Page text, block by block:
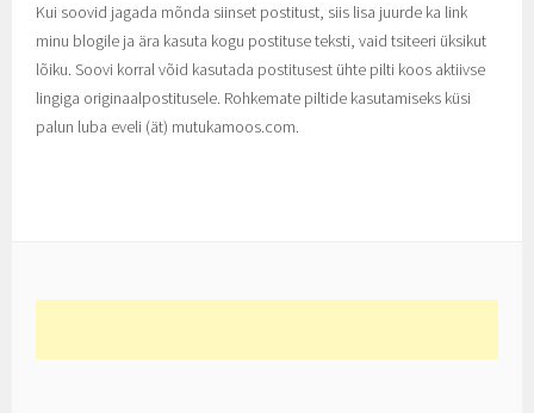
Kui soovid jagada mõnda siinset postitust, siis lisa juurde ka link
minu blogile ja ära kasuta kogu postituse teksti, vaid tsiteeri üksikut
lõiku. Soovi korral võid kasutada postitusest ühte pilti koos aktiivse
lingiga originaalpostitusele. Rohkemate piltide kasutamiseks küsi
palun luba eveli (ät) mutukamoos.com.